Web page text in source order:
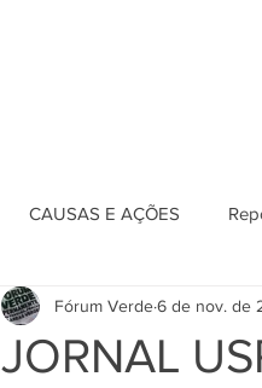
CAUSAS E AÇÕES
JORNAL
Fórum Verde6 de nov. de